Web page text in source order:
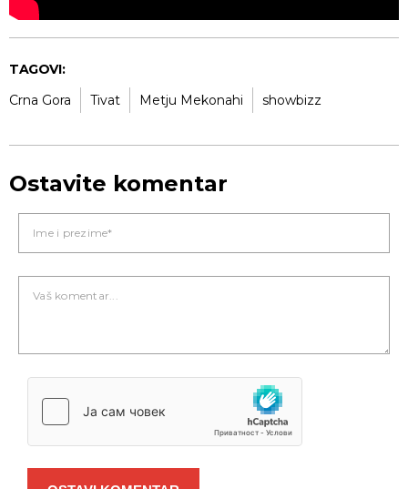
TAGOVI:
Crna Gora
Tivat Metju Mekonahi showbizz
Ostavite komentar